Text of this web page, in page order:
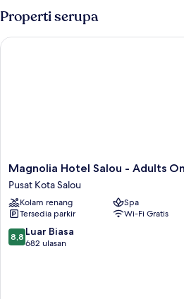
Properti serupa
Magnolia
Hotel
Salou
-
Adults
Only
Pusat
Magnolia Hotel Salou - Adults
Pusat Kota Salou
Kolam renang
Spa
Tersedia parkir
Wi-Fi Gratis
8.8
dari
8,8 Luar Biasa
682 ulasan
Magnolia Hotel Salou - Adults Only